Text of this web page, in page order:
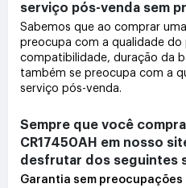
serviço pós-venda sem
Sabemos que ao comprar
preocupa com a qualidade
compatibilidade, duração da
também se preocupa com a
serviço pós-venda.
Sempre que você
CR17450AH em nosso
desfrutar dos seguintes
Garantia sem preocupações